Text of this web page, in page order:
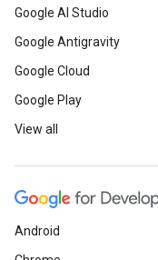
Google AI Studio
Google Antigravity
Google Cloud
Google Play
View all
Android